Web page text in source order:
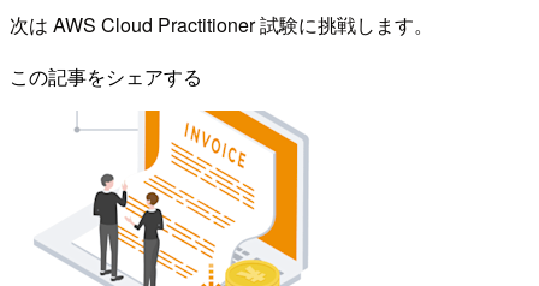
次は AWS Cloud Practitioner 試験に挑戦します。
この記事をシェアする